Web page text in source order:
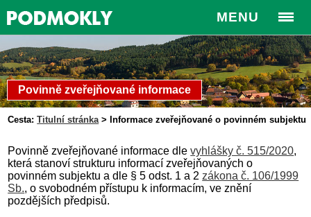
MENU
Povinně zveřejňované informace
Cesta: Titulní stránka> Informace zveřejňované o povinném subjektu
Povinně zveřejňované informace dlevyhlášky č. 515/2020,
která stanoví strukturu informací zveřejňovaných o
povinném subjektu a dle § 5 odst. 1 a 2 zákona č. 106/1999
Sb., o svobodném přístupu k informacím, ve znění
pozdějších předpisů.